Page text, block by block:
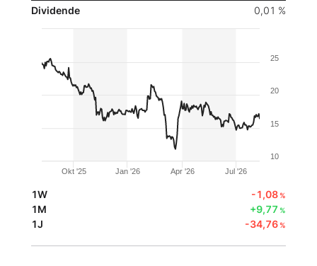
Dividende 0,01 %
Okt '25 Jan '26 Apr '26 Jul '26
10
15
20
25
1W -1,08%
1M +9,77 %
1J -34,76%